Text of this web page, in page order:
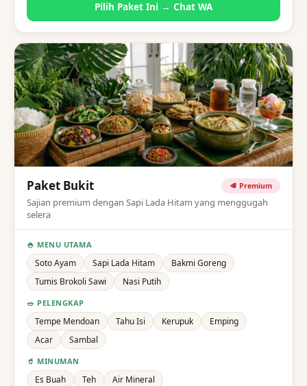
Pilih Paket Ini → Chat WA
Paket Bukit 🥩 Premium
Sajian premium dengan Sapi Lada Hitam yang menggugah
selera
🍚 MENU UTAMA
Soto Ayam Sapi Lada Hitam
Bakmi Goreng
Tumis Brokoli Sawi
Nasi Putih
🥗 PELENGKAP
Tempe Mendoan Tahu Isi Kerupuk
Emping
Acar
Sambal
🥤 MINUMAN
Es Buah Teh Air Mineral